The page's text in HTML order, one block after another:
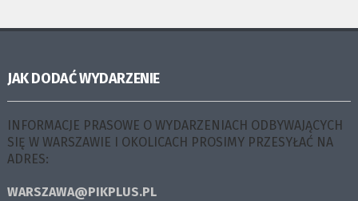
JAK DODAĆ WYDARZENIE
INFORMACJE PRASOWE O WYDARZENIACH ODBYWAJĄCYCH
SIĘ W WARSZAWIE I OKOLICACH PROSIMY PRZESYŁAĆ NA
ADRES:
WARSZAWA@PIKPLUS.PL